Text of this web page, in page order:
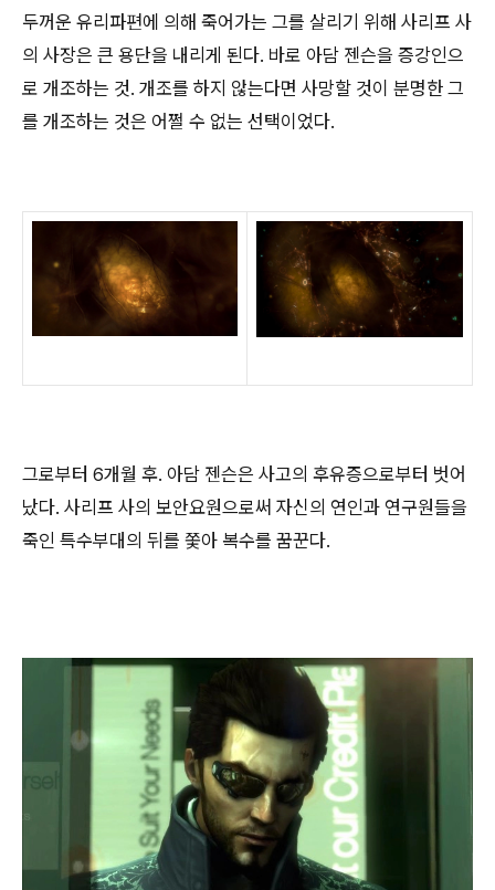
두꺼운 유리파편에 의해 죽어가는 그를 살리기 위해 사리프 사
의 사장은 큰 용단을 내리게 된다. 바로 아담 젠슨을 증강인으
로 개조하는 것. 개조를 하지 않는다면 사망할 것이 분명한 그
를 개조하는 것은 어쩔 수 없는 선택이었다.
그로부터 6개월 후. 아담 젠슨은 사고의 후유증으로부터 벗어
났다. 사리프 사의 보안요원으로써 자신의 연인과 연구원들을
죽인 특수부대의 뒤를 쫓아 복수를 꿈꾼다.